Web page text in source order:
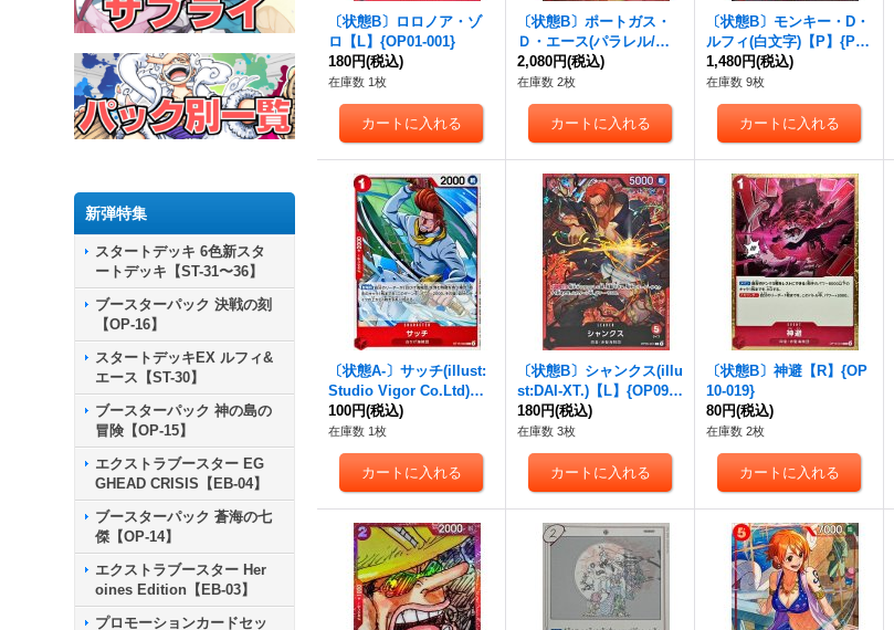
新弾特集
スタートデッキ 6色新スタ
ートデッキ【ST-31〜36】
ブースターパック 決戦の刻
【OP-16】
スタートデッキEX ルフィ&
エース【ST-30】
ブースターパック 神の島の
冒険【OP-15】
エクストラブースター EG
GHEAD CRISIS【EB-04】
ブースターパック 蒼海の七
傑【OP-14】
エクストラブースター Her
oines Edition【EB-03】
プロモーションカードセッ
〔状態B〕ロロノア・ゾ
ロ【L】{OP01-001}
180円(税込)
在庫数 1枚
〔状態B〕ポートガス・
Ｄ・エース(パラレル/フ
ルアート)【SR/P】{ST30
-007}
2,080円(税込)
在庫数 2枚
〔状態B〕モンキー・D・
ルフィ(白文字)【P】{P-1
59}
1,480円(税込)
在庫数 9枚
〔状態A-〕サッチ(illust:
Studio Vigor Co.Ltd)
【C】{ST15-004}
100円(税込)
在庫数 1枚
〔状態B〕シャンクス(illu
st:DAI-XT.)【L】{OP09-0
01}
180円(税込)
在庫数 3枚
〔状態B〕神避【R】{OP
10-019}
80円(税込)
在庫数 2枚